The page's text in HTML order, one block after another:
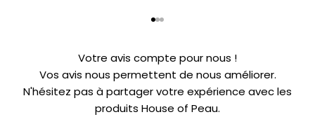
Votre avis compte pour nous !
Vos avis nous permettent de nous améliorer.
N'hésitez pas à partager votre expérience avec les
produits House of Peau.